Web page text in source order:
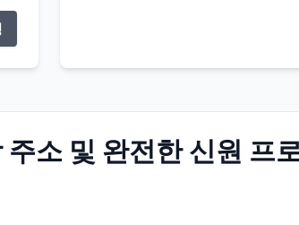
소 및 완전한 신원 프